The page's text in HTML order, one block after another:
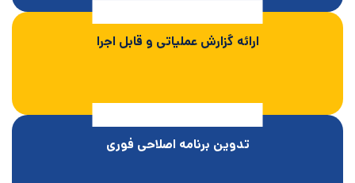
ارائه گزارش عملیاتی و قابل اجرا
تدوین برنامه اصلاحی فوری